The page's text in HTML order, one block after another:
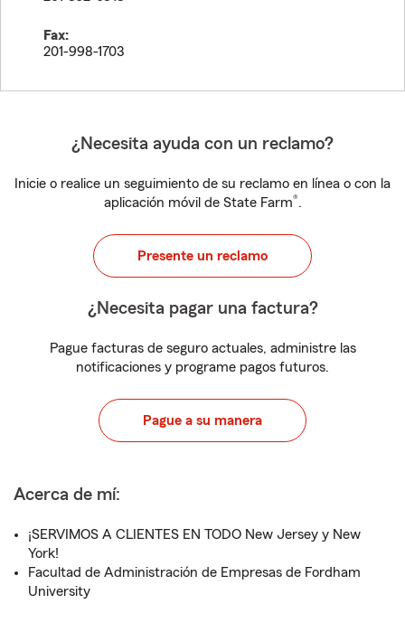
Fax:
201-998-1703
¿Necesita ayuda con un reclamo?
Inicie o realice un seguimiento de su reclamo en línea o con la
aplicación móvil de State Farm®.
Presente un reclamo
¿Necesita pagar una factura?
Pague facturas de seguro actuales, administre las
notificaciones y programe pagos futuros.
Pague a su manera
Acerca de mí:
¡SERVIMOS A CLIENTES EN TODO New Jersey y New
York!
Facultad de Administración de Empresas de Fordham
University